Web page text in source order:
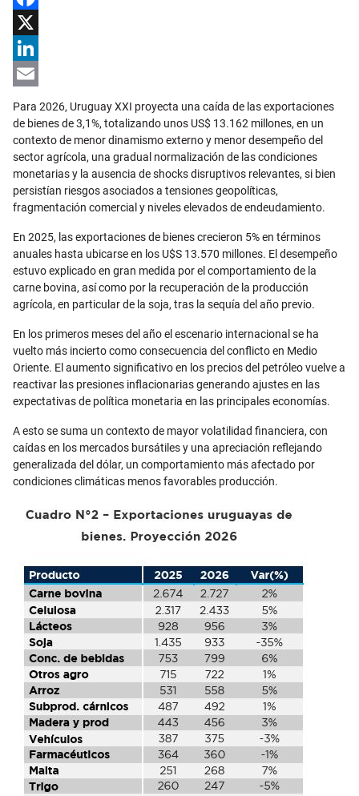
Facebook
X
LinkedIn
Para 2026, Uruguay XXI proyecta una caída de las exportaciones
de bienes de 3,1%, totalizando unos US$ 13.162 millones, en un
contexto de menor dinamismo externo y menor desempeño del
sector agrícola, una gradual normalización de las condiciones
monetarias y la ausencia de shocks disruptivos relevantes, si bien
persistían riesgos asociados a tensiones geopolíticas,
fragmentación comercial y niveles elevados de endeudamiento.
En 2025, las exportaciones de bienes crecieron 5% en términos
anuales hasta ubicarse en los U$S 13.570 millones. El desempeño
estuvo explicado en gran medida por el comportamiento de la
carne bovina, así como por la recuperación de la producción
agrícola, en particular de la soja, tras la sequía del año previo.
En los primeros meses del año el escenario internacional se ha
vuelto más incierto como consecuencia del conflicto en Medio
Oriente. El aumento significativo en los precios del petróleo vuelve a
reactivar las presiones inflacionarias generando ajustes en las
expectativas de política monetaria en las principales economías.
A esto se suma un contexto de mayor volatilidad financiera, con
caídas en los mercados bursátiles y una apreciación reflejando
generalizada del dólar, un comportamiento más afectado por
condiciones climáticas menos favorables producción.